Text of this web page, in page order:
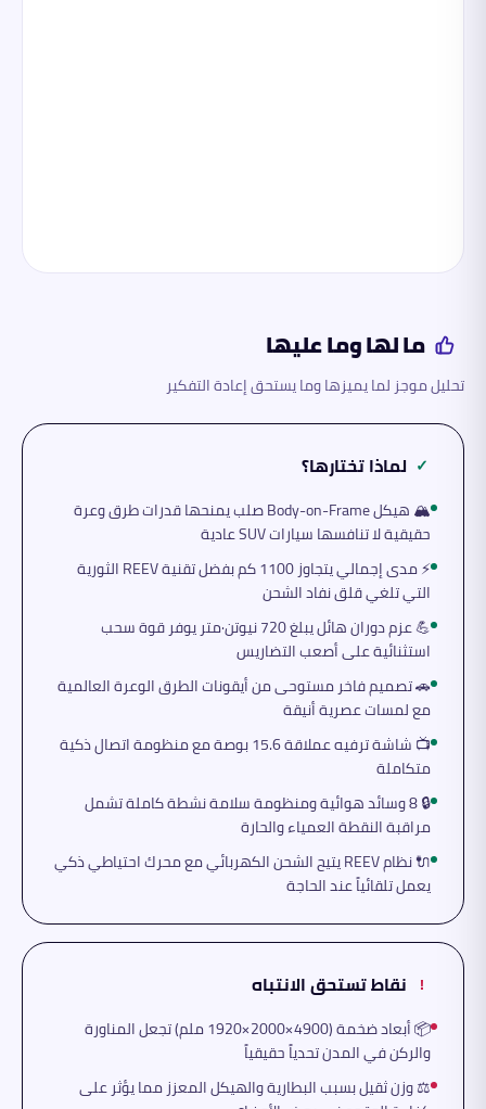
ما لها وما عليها
تحليل موجز لما يميزها وما يستحق إعادة التفكير
✓ لماذا تختارها؟
🏔️ هيكل Body-on-Frame صلب يمنحها قدرات طرق وعرة
حقيقية لا تنافسها سيارات SUV عادية
⚡ مدى إجمالي يتجاوز 1100 كم بفضل تقنية REEV الثورية
التي تلغي قلق نفاد الشحن
💪 عزم دوران هائل يبلغ 720 نيوتن·متر يوفر قوة سحب
استثنائية على أصعب التضاريس
🚗 تصميم فاخر مستوحى من أيقونات الطرق الوعرة العالمية
مع لمسات عصرية أنيقة
📺 شاشة ترفيه عملاقة 15.6 بوصة مع منظومة اتصال ذكية
متكاملة
🔒 8 وسائد هوائية ومنظومة سلامة نشطة كاملة تشمل
مراقبة النقطة العمياء والحارة
🔌 نظام REEV يتيح الشحن الكهربائي مع محرك احتياطي ذكي
يعمل تلقائياً عند الحاجة
! نقاط تستحق الانتباه
📦 أبعاد ضخمة (4900×2000×1920 ملم) تجعل المناورة
والركن في المدن تحدياً حقيقياً
⚖️ وزن ثقيل بسبب البطارية والهيكل المعزز مما يؤثر على